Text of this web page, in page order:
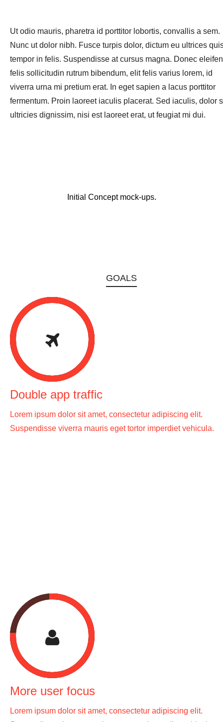
Ut odio mauris, pharetra id porttitor lobortis, convallis a sem.
Nunc ut dolor nibh. Fusce turpis dolor, dictum eu ultrices
tempor in felis. Suspendisse at cursus magna. Donec
felis sollicitudin rutrum bibendum, elit felis varius lorem, id
viverra urna mi pretium erat. In eget sapien a lacus porttitor
fermentum. Proin laoreet iaculis placerat. Sed iaculis, dolor
ultricies dignissim, nisi est laoreet erat, ut feugiat mi dui.
Initial Concept mock-ups.
GOALS
Double app traffic
Lorem ipsum dolor sit amet, consectetur adipiscing elit.
Suspendisse viverra mauris eget tortor imperdiet vehicula.
More user focus
Lorem ipsum dolor sit amet, consectetur adipiscing elit.